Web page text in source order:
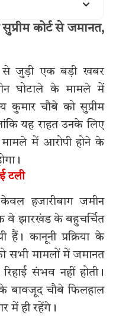
कोर्ट से जमानत,
से जुड़ी एक बड़ी खबर
घोटाले के मामले में
कुमार चौबे को सुप्रीम
यह राहत उनके लिए
में आरोपी होने के
टली
हजारीबाग जमीन
वे झारखंड के बहुचर्चित
हैं। कानूनी प्रक्रिया के
सभी मामलों में जमानत
संभव नहीं होती।
बावजूद चौबे फिलहाल
में ही रहेंगे।